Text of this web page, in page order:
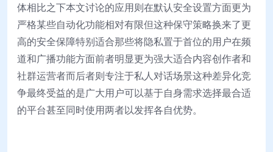
体相比之下本文讨论的应用则在默认安全设置方面更为
严格某些自动化功能相对有限但这种保守策略换来了更
高的安全保障特别适合那些将隐私置于首位的用户在频
道和广播功能方面前者明显更为强大适合内容创作者和
社群运营者而后者则专注于私人对话场景这种差异化竞
争最终受益的是广大用户可以基于自身需求选择最合适
的平台甚至同时使用两者以发挥各自优势。